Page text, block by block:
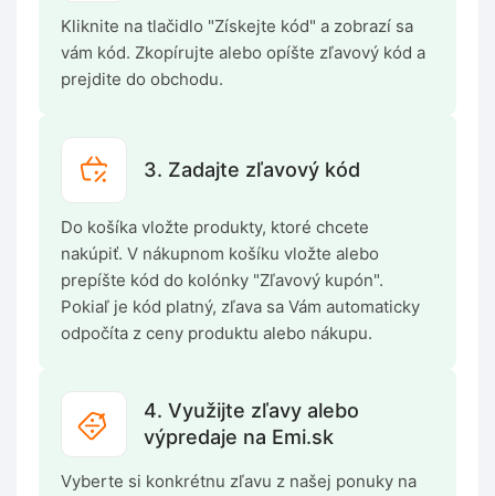
Kliknite na tlačidlo "Získejte kód" a zobrazí sa
vám kód. Zkopírujte alebo opíšte zľavový kód a
prejdite do obchodu.
3. Zadajte zľavový kód
Do košíka vložte produkty, ktoré chcete
nakúpiť. V nákupnom košíku vložte alebo
prepíšte kód do kolónky "Zľavový kupón".
Pokiaľ je kód platný, zľava sa Vám automaticky
odpočíta z ceny produktu alebo nákupu.
4. Využijte zľavy alebo
výpredaje na Emi.sk
Vyberte si konkrétnu zľavu z našej ponuky na